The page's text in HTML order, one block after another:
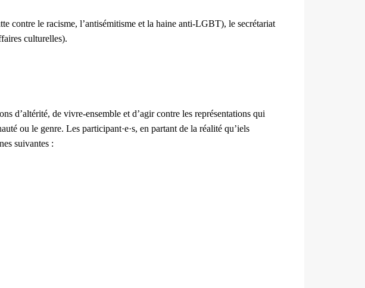
contre le racisme, l’antisémitisme et la haine anti-LGBT), le secrétariat
culturelles).
d’altérité, de vivre-ensemble et d’agir contre les représentations qui
ou le genre. Les participant·e·s, en partant de la réalité qu’iels
suivantes :